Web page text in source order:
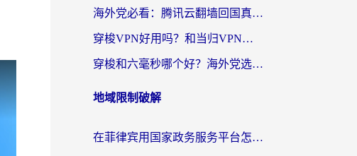
海外党必看：腾讯云翻墙回国真的好用吗？+ 3步选对回国加速器指南
穿梭VPN好用吗？和当归VPN对比哪个回国效果更好？海外党亲测实用指南
穿梭和六毫秒哪个好？海外党选回国加速器的避坑指南，附番茄加速器实测
地域限制破解
在菲律宾用国家政务服务平台怎么把定位修改到中国国内？3步解决+海外看剧听歌全攻略